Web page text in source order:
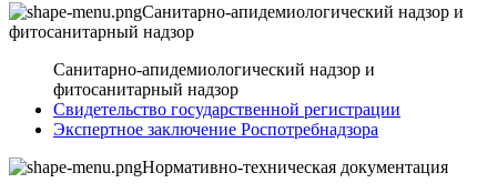
Санитарно-апидемиологический надзор и
фитосанитарный надзор
Санитарно-апидемиологический надзор и
фитосанитарный надзор
Свидетельство государственной регистрации
Экспертное заключение Роспотребнадзора
Нормативно-техническая документация